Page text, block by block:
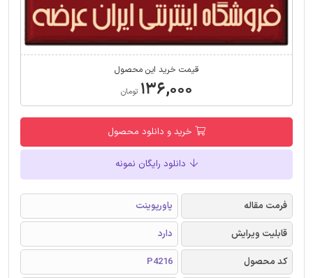
قیمت خرید این محصول
۱۳۶,۰۰۰ تومان
خرید و دانلود محصول
دانلود رایگان نمونه
فرمت مقاله
پاورپوینت
قابلیت ویرایش
دارد
کد محصول
P4216